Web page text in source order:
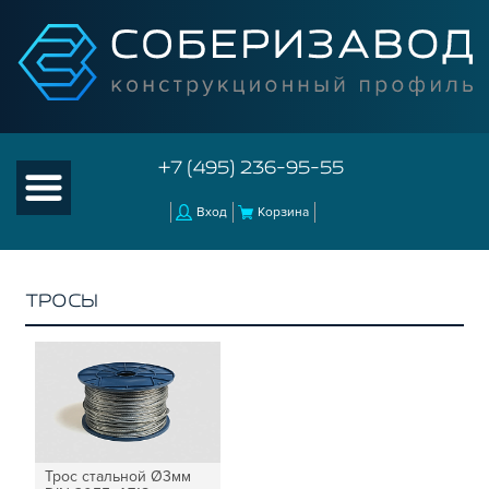
+7 (495) 236-95-55
Вход Корзина
КОНСТРУКЦИОННЫЙ ПРОФИЛЬ
КОМПЛЕКТУЮЩИЕ К ЧПУ
АКСЕССУАРЫ ДЛЯ V-ПАЗА
СОЕДИНИТЕЛЬНЫЕ ПЛАСТИНЫ
ТРОСЫ
Трос стальной Ø3мм